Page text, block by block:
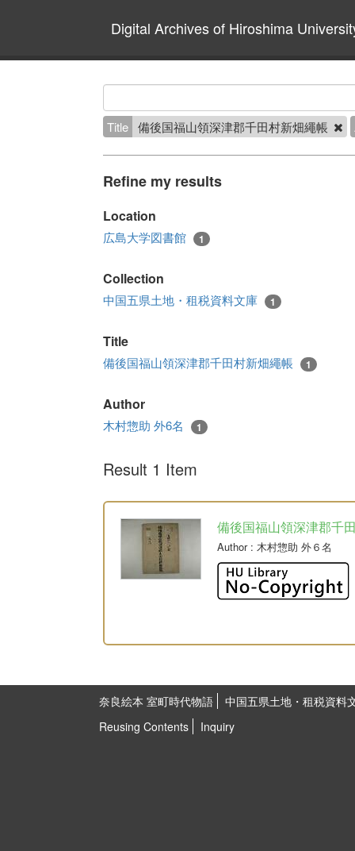
Digital Archives of Hiroshima
Title 備後国福山領深津郡千田村新畑繩帳
Refine my results
Location
広島大学図書館 1
Collection
中国五県土地・租税資料文庫 1
Title
備後国福山領深津郡千田村新畑繩帳 1
Author
木村惣助 外6名 1
Result 1 Item
備後国福山領深津郡千
Author: 木村惣助 外６名
奈良絵本 室町時代物語
中国五県土地・租税資料
Reusing Contents
Inquiry